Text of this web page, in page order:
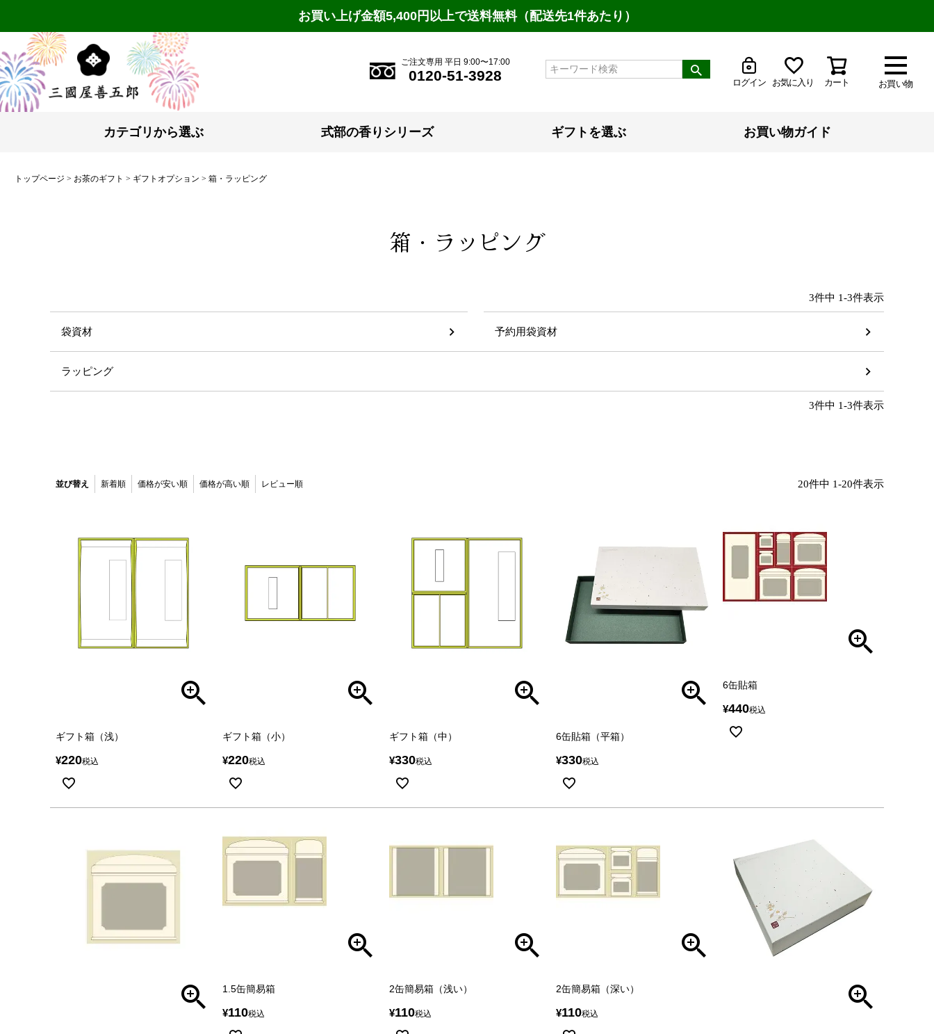
お買い上げ金額5,400円以上で送料無料（配送先1件あたり）
お買い物
ご注文専用 平日 9:00〜17:00
0120-51-3928 ログイン お気に入り カート
カテゴリから選ぶ 式部の香りシリーズ ギフトを選ぶ お買い物ガイド
トップページ お茶のギフト ギフトオプション 箱・ラッピング
箱・ラッピング
3件中 1-3件表示
袋資材 予約用袋資材
ラッピング
3件中 1-3件表示
並び替え 新着順 価格が安い順 価格が高い順 レビュー順 20件中 1-20件表示
ギフト箱（浅）
¥220税込
ギフト箱（小）
¥220税込
ギフト箱（中）
¥330税込
6缶貼箱（平箱）
¥330税込
6缶貼箱
¥440税込
1.5缶簡易箱
¥110税込
2缶簡易箱（浅い）
¥110税込
2缶簡易箱（深い）
¥110税込